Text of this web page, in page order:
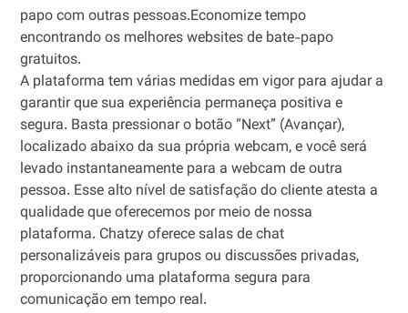
papo com outras pessoas.Economize tempo
encontrando os melhores websites de bate-papo
gratuitos.
A plataforma tem várias medidas em vigor para ajudar a
garantir que sua experiência permaneça positiva e
segura. Basta pressionar o botão “Next” (Avançar),
localizado abaixo da sua própria webcam, e você será
levado instantaneamente para a webcam de outra
pessoa. Esse alto nível de satisfação do cliente atesta a
qualidade que oferecemos por meio de nossa
plataforma. Chatzy oferece salas de chat
personalizáveis para grupos ou discussões privadas,
proporcionando uma plataforma segura para
comunicação em tempo real.